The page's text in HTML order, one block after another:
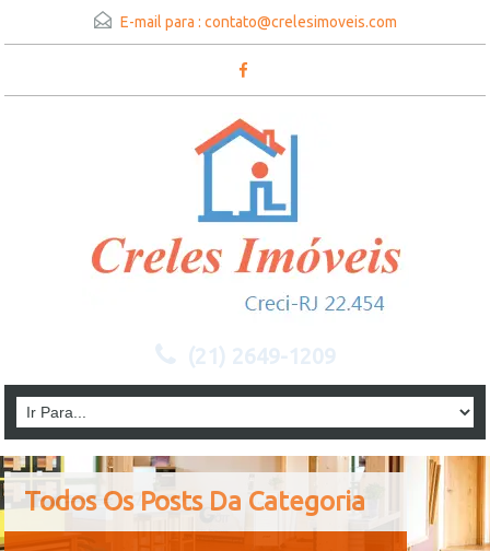
E-mail para : contato@crelesimoveis.com
(21) 2649-1209
Todos Os Posts Da Categoria